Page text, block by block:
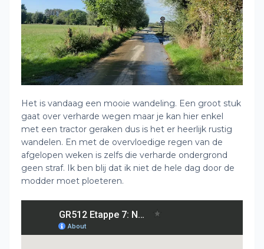
Het is vandaag een mooie wandeling. Een groot stuk
gaat over verharde wegen maar je kan hier enkel
met een tractor geraken dus is het er heerlijk rustig
wandelen. En met de overvloedige regen van de
afgelopen weken is zelfs die verharde ondergrond
geen straf. Ik ben blij dat ik niet de hele dag door de
modder moet ploeteren.